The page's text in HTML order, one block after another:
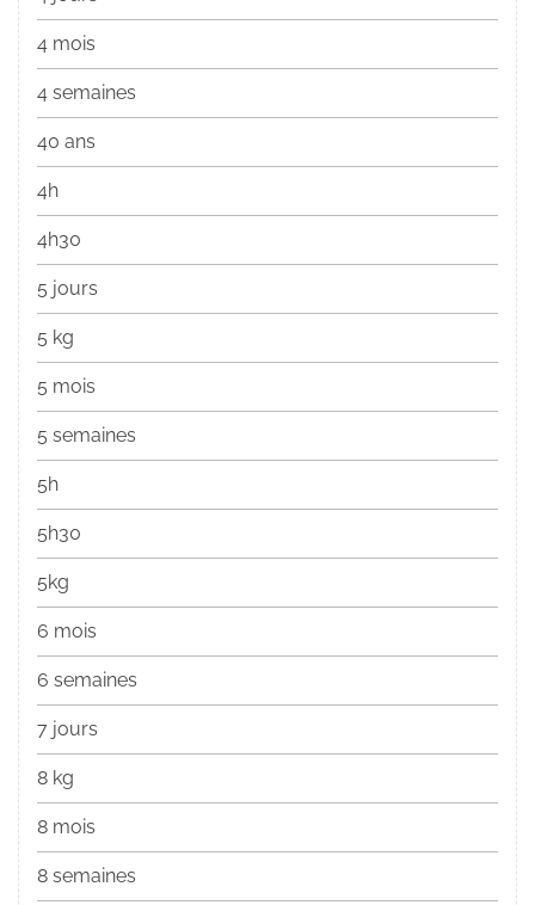
4 mois
4 semaines
40 ans
4h
4h30
5 jours
5 kg
5 mois
5 semaines
5h
5h30
5kg
6 mois
6 semaines
7 jours
8 kg
8 mois
8 semaines